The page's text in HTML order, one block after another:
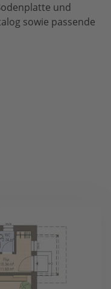
und
sowie passende